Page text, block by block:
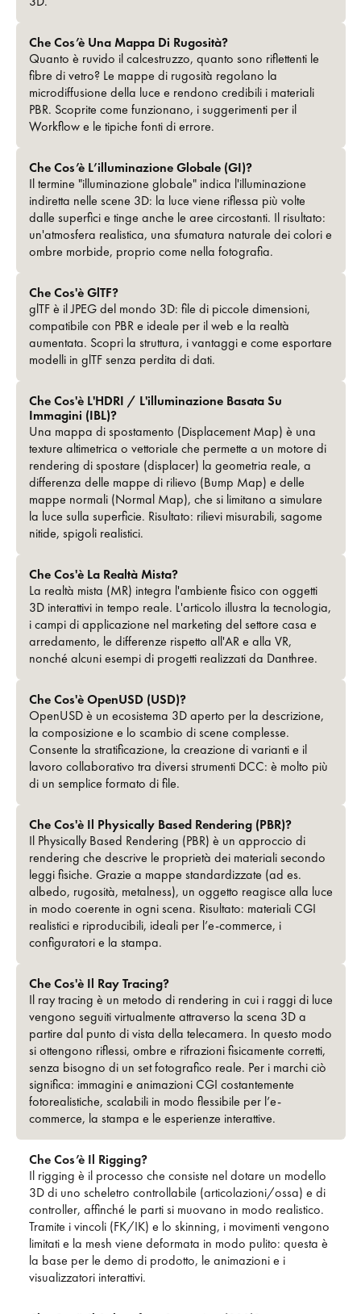
Che Cos’è Una Mappa Di Rugosità?
Quanto è ruvido il calcestruzzo, quanto sono riflettenti le
fibre di vetro? Le mappe di rugosità regolano la
microdiffusione della luce e rendono credibili i materiali
PBR. Scoprite come funzionano, i suggerimenti per il
Workflow e le tipiche fonti di errore.
Che Cos’è L’illuminazione Globale (GI)?
Il termine "illuminazione globale" indica l'illuminazione
indiretta nelle scene 3D: la luce viene riflessa più volte
dalle superfici e tinge anche le aree circostanti. Il risultato:
un'atmosfera realistica, una sfumatura naturale dei colori e
ombre morbide, proprio come nella fotografia.
Che Cos'è GlTF?
glTF è il JPEG del mondo 3D: file di piccole dimensioni,
compatibile con PBR e ideale per il web e la realtà
aumentata. Scopri la struttura, i vantaggi e come esportare
modelli in glTF senza perdita di dati.
Che Cos'è L'HDRI / L'illuminazione Basata Su
Immagini (IBL)?
Una mappa di spostamento (Displacement Map) è una
texture altimetrica o vettoriale che permette a un motore di
rendering di spostare (displacer) la geometria reale, a
differenza delle mappe di rilievo (Bump Map) e delle
mappe normali (Normal Map), che si limitano a simulare
la luce sulla superficie. Risultato: rilievi misurabili, sagome
nitide, spigoli realistici.
Che Cos'è La Realtà Mista?
La realtà mista (MR) integra l'ambiente fisico con oggetti
3D interattivi in tempo reale. L'articolo illustra la tecnologia,
i campi di applicazione nel marketing del settore casa e
arredamento, le differenze rispetto all'AR e alla VR,
nonché alcuni esempi di progetti realizzati da Danthree.
Che Cos'è OpenUSD (USD)?
OpenUSD è un ecosistema 3D aperto per la descrizione,
la composizione e lo scambio di scene complesse.
Consente la stratificazione, la creazione di varianti e il
lavoro collaborativo tra diversi strumenti DCC: è molto più
di un semplice formato di file.
Che Cos'è Il Physically Based Rendering (PBR)?
Il Physically Based Rendering (PBR) è un approccio di
rendering che descrive le proprietà dei materiali secondo
leggi fisiche. Grazie a mappe standardizzate (ad es.
albedo, rugosità, metalness), un oggetto reagisce alla luce
in modo coerente in ogni scena. Risultato: materiali CGI
realistici e riproducibili, ideali per l’e-commerce, i
configuratori e la stampa.
Che Cos'è Il Ray Tracing?
Il ray tracing è un metodo di rendering in cui i raggi di luce
vengono seguiti virtualmente attraverso la scena 3D a
partire dal punto di vista della telecamera. In questo modo
si ottengono riflessi, ombre e rifrazioni fisicamente corretti,
senza bisogno di un set fotografico reale. Per i marchi ciò
significa: immagini e animazioni CGI costantemente
fotorealistiche, scalabili in modo flessibile per l’e-
commerce, la stampa e le esperienze interattive.
Che Cos’è Il Rigging?
Il rigging è il processo che consiste nel dotare un modello
3D di uno scheletro controllabile (articolazioni/ossa) e di
controller, affinché le parti si muovano in modo realistico.
Tramite i vincoli (FK/IK) e lo skinning, i movimenti vengono
limitati e la mesh viene deformata in modo pulito: questa è
la base per le demo di prodotto, le animazioni e i
visualizzatori interattivi.